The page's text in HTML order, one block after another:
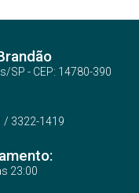
SP - CEP: 14780-390
/ 3322-1419
23:00